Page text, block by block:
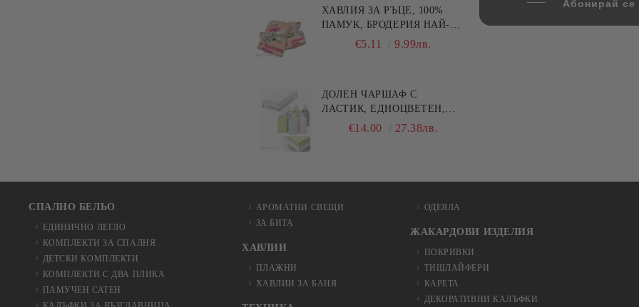
ХАВЛИЯ ЗА РЪЦЕ, 100%
ПАМУК, БРОДЕРИЯ НАЙ-
ДОБАРАТА МАЙКА/БАБА ,
€5.11 9.99лв.
ДОЛЕН ЧАРШАФ С
ЛАСТИК, ЕДНОЦВЕТЕН,
100% ПАМУК, РАЗЛИЧНИ
€14.00 27.38лв.
СПАЛНО БЕЛЬО
ЕДИНИЧНО ЛЕГЛО
КОМПЛЕКТИ ЗА СПАЛНЯ
ДЕТСКИ КОМПЛЕКТИ
КОМПЛЕКТИ С ДВА ПЛИКА
ПАМУЧЕН САТЕН
АРОМАТНИ СВЕЩИ
ЗА БИТА
ХАВЛИИ
ПЛАЖНИ
ХАВЛИИ ЗА БАНЯ
ОДЕЯЛА
ЖАКАРДОВИ ИЗДЕЛИЯ
ПОКРИВКИ
ТИШЛАЙФЕРИ
КАРЕТА
ДЕКОРАТИВНИ КАЛЪФКИ